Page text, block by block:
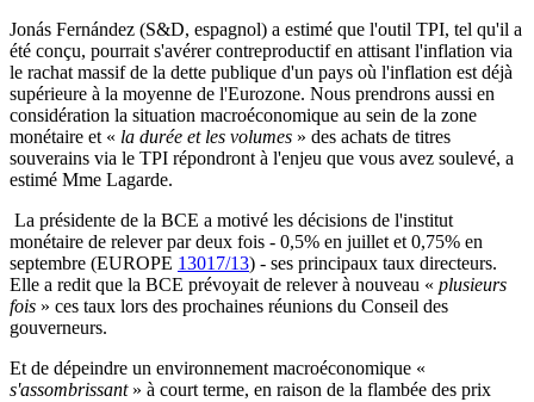
Jonás Fernández (S&D, espagnol) a estimé que l'outil TPI, tel qu'il a
été conçu, pourrait s'avérer contreproductif en attisant l'inflation via
le rachat massif de la dette publique d'un pays où l'inflation est déjà
supérieure à la moyenne de l'Eurozone. Nous prendrons aussi en
considération la situation macroéconomique au sein de la zone
monétaire et « la durée et les volumes » des achats de titres
souverains via le TPI répondront à l'enjeu que vous avez soulevé, a
estimé Mme Lagarde.
La présidente de la BCE a motivé les décisions de l'institut
monétaire de relever par deux fois - 0,5% en juillet et 0,75% en
septembre (EUROPE 13017/13) - ses principaux taux directeurs.
Elle a redit que la BCE prévoyait de relever à nouveau « plusieurs
fois » ces taux lors des prochaines réunions du Conseil des
gouverneurs.
Et de dépeindre un environnement macroéconomique «
s'assombrissant » à court terme, en raison de la flambée des prix